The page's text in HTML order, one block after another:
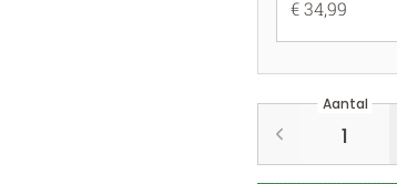
€ 34,99
Aantal